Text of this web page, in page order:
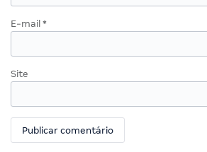
E-mail *
Site